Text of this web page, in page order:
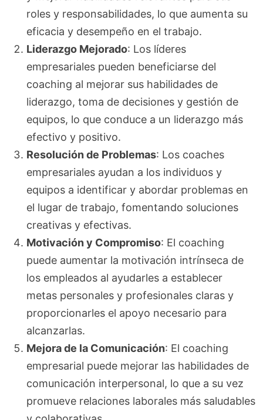
roles y responsabilidades, lo que aumenta su
eficacia y desempeño en el trabajo.
Liderazgo Mejorado: Los líderes
empresariales pueden beneficiarse del
coaching al mejorar sus habilidades de
liderazgo, toma de decisiones y gestión de
equipos, lo que conduce a un liderazgo más
efectivo y positivo.
Resolución de Problemas: Los coaches
empresariales ayudan a los individuos y
equipos a identificar y abordar problemas en
el lugar de trabajo, fomentando soluciones
creativas y efectivas.
Motivación y Compromiso: El coaching
puede aumentar la motivación intrínseca de
los empleados al ayudarles a establecer
metas personales y profesionales claras y
proporcionarles el apoyo necesario para
alcanzarlas.
Mejora de la Comunicación: El coaching
empresarial puede mejorar las habilidades de
comunicación interpersonal, lo que a su vez
promueve relaciones laborales más saludables